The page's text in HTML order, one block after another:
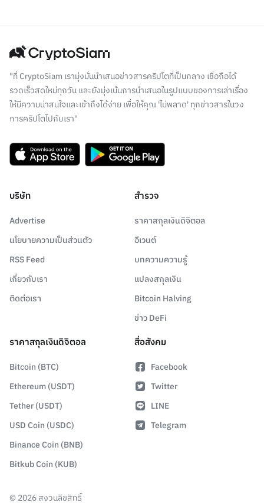
"ที่ CryptoSiam เรามุ่งมั่นนำเสนอข่าวสารคริปโตที่เป็นกลาง เชื่อถือได้
รวดเร็วสดใหม่ทุกวัน และยังมุ่งเน้นการนำเสนอในรูปแบบของการเล่าเรื่อง
ให้มีความน่าสนใจและเข้าถึงได้ง่าย เพื่อให้คุณ 'ไม่พลาด' ทุกข่าวสารในวง
การคริปโตไปกับเรา"
บริษัท
Advertise
นโยบายความเป็นส่วนตัว
RSS Feed
เกี่ยวกับเรา
ติดต่อเรา
สำรวจ
ราคาสกุลเงินดิจิตอล
อีเวนต์
บทความความรู้
แปลงสกุลเงิน
Bitcoin Halving
ข่าว DeFi
ราคาสกุลเงินดิจิตอล
Bitcoin (BTC)
Ethereum (USDT)
Tether (USDT)
USD Coin (USDC)
Binance Coin (BNB)
Bitkub Coin (KUB)
สื่อสังคม
Facebook
Twitter
LINE
Telegram
© 2026สงวนลิขสิทธิ์